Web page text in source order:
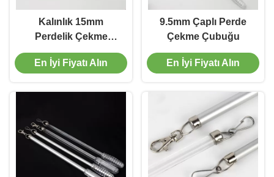
Kalınlık 15mm
Perdelik Çekme
Çubuğu Çubuğu
En İyi Fiyatı Alın
9.5mm Çaplı Perde
Çekme Çubuğu
En İyi Fiyatı Alın